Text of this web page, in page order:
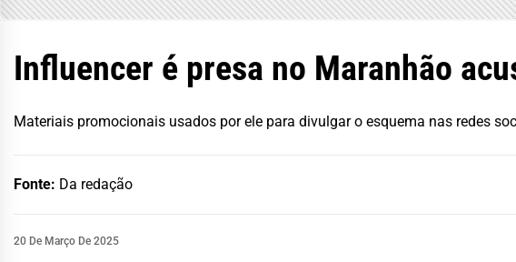
Influencer é presa no Maranhão
Materiais promocionais usados por ele para divulgar o esquema nas redes
Fonte: Da redação
20 De Março De 2025